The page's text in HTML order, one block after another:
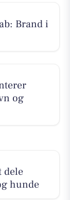
Brand i
og
dele
hunde